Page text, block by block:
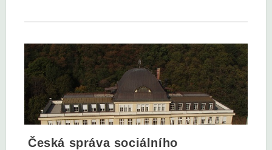
Česká správa sociálního